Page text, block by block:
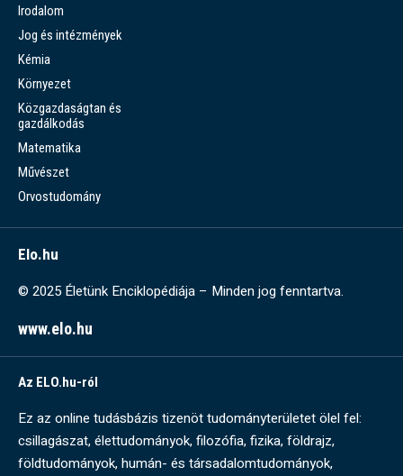
Irodalom
Jog és intézmények
Kémia
Környezet
Közgazdaságtan és
gazdálkodás
Matematika
Művészet
Orvostudomány
Elo.hu
© 2025 Életünk Enciklopédiája – Minden jog fenntartva.
www.elo.hu
Az ELO.hu-ról
Ez az online tudásbázis tizenöt tudományterületet ölel fel:
csillagászat, élettudományok, filozófia, fizika, földrajz,
földtudományok, humán- és társadalomtudományok,